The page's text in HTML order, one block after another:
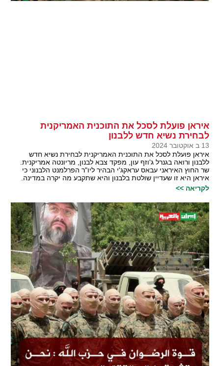
איראן פועלת לסכל את התוכנית האמריקנית
לבחירת נשיא חדש ללבנון
13 ב אוקטובר 2024
איראן פועלת לסכל את התוכנית האמריקנית לבחירת נשיא חדש
ללבנון ורואה בגנרל ג'וזף עון, מפקד צבא לבנון, מריונטה אמריקנית.
שר החוץ האיראני עבאס עראקג'י הבהיר ליו"ר הפרלמנט הלבנוני כי
איראן היא זו שעדיין שולטת בלבנון והיא שתקבע מה יקרה במדינה.
לקריאה >>